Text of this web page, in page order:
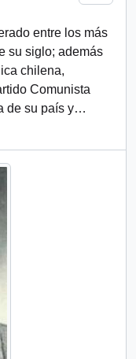
entre los más
su siglo; además
chilena,
Comunista
de su país y…